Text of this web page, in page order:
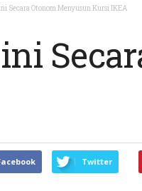
Secara Otonom Menyusun Kursi IKEA
Twitter